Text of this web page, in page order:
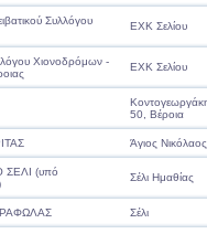
Συλλόγου
ΕΧΚ Σελίου
Χιονοδρόμων -
ΕΧΚ Σελίου
50, Βέροια
Άγιος Νικόλαος
(υπό
Σέλι Ημαθίας
Σέλι